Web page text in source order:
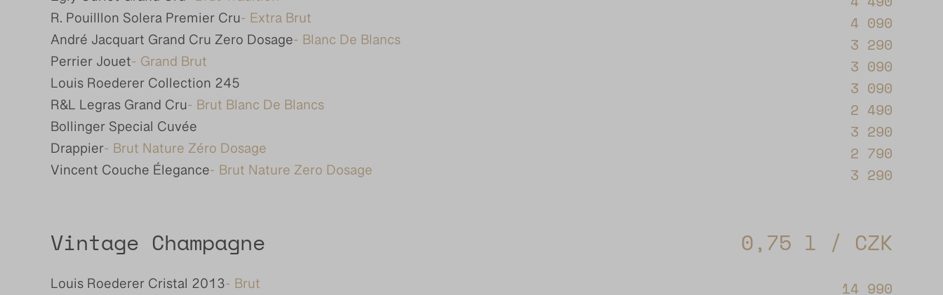
R. Pouilllon Solera Premier Cru- Extra Brut 4 090
André Jacquart Grand Cru Zero Dosage- Blanc De Blancs 3 290
Perrier Jouet- Grand Brut 3 090
Louis Roederer Collection 245 3 090
R&L Legras Grand Cru- Brut Blanc De Blancs 2 490
Bollinger Special Cuvée 3 290
Drappier- Brut Nature Zéro Dosage 2 790
Vincent Couche Élegance- Brut Nature Zero Dosage 3 290
Vintage Champagne 0,75 l / CZK
Louis Roederer Cristal 2013- Brut 14 990